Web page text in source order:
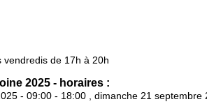
de 17h à 20h
2025 - horaires :
- 09:00 - 18:00 , dimanche 21 septembre